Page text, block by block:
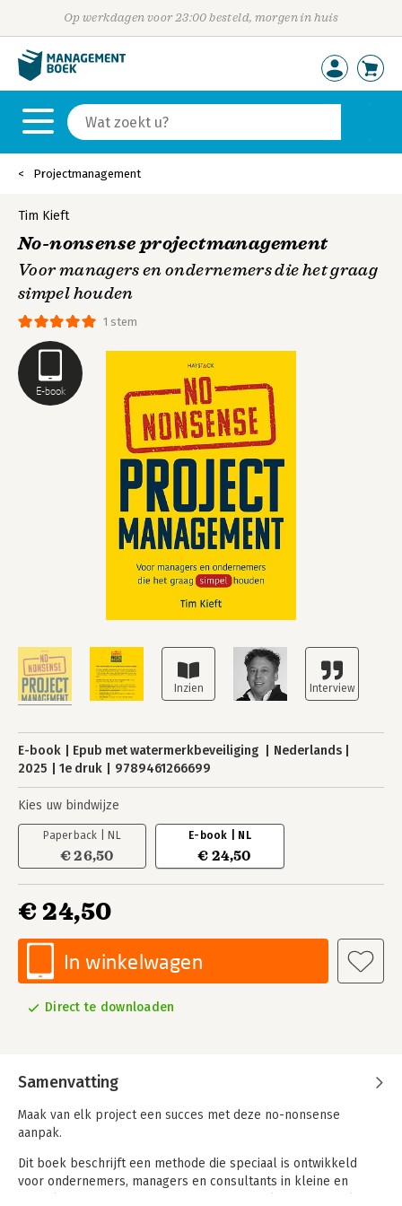
Op werkdagen voor 23:00 besteld, morgen in huis
Projectmanagement
E-book
1 stem
Tim Kieft
No-nonsense projectmanagement
Voor managers en ondernemers die het graag
simpel houden
E-book Epub met watermerkbeveiliging
Nederlands
2025
1e druk 9789461266699
Kies uw bindwijze
Paperback | NL
€ 26,50
E-book | NL
€ 24,50
€ 24,50
In winkelwagen
Direct te downloaden
Samenvatting
Maak van elk project een succes met deze no-nonsense
aanpak.
Dit boek beschrijft een methode die speciaal is ontwikkeld
voor ondernemers, managers en consultants in kleine en